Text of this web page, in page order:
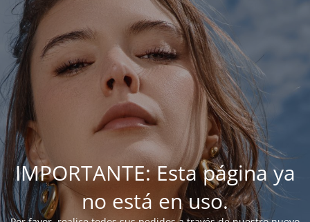
IMPORTANTE: Esta página ya
no está en uso.